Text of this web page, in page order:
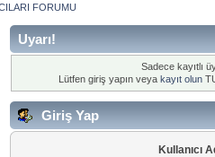
FORUMU
Uyarı!
Sadece kayıtlı
Lütfen giriş yapın veya kayıt olun
Giriş Yap
Kullanıcı